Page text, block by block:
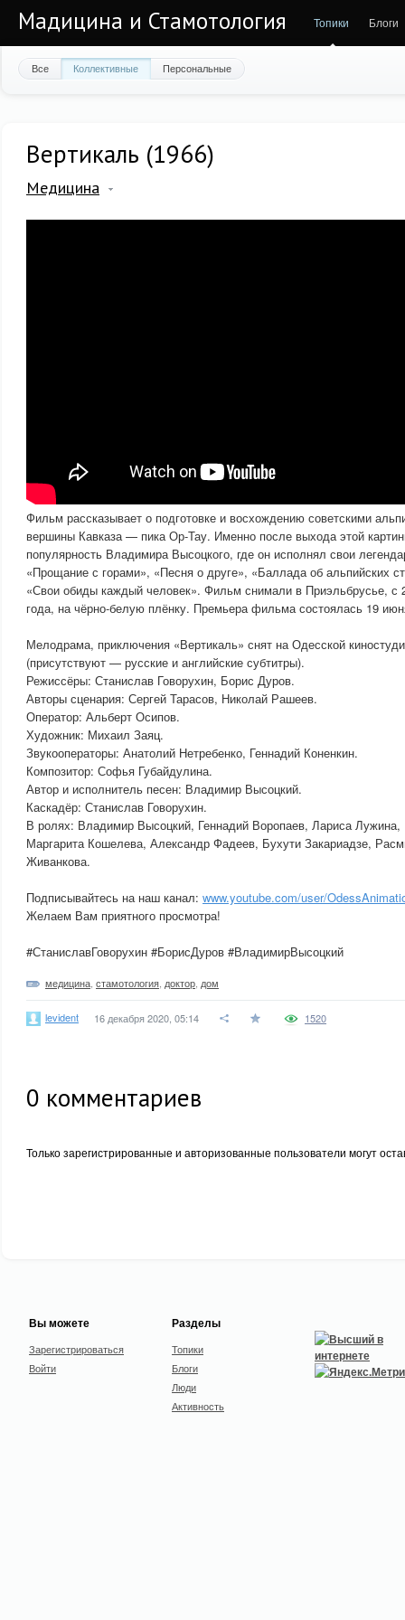
Мадицина и Стамотология Топики Блоги
Все Коллективные Персональные
Вертикаль (1966)
Медицина
Фильм рассказывает о подготовке и восхождению советскими
вершины Кавказа — пика Ор-Тау. Именно после выхода этой
популярность Владимира Высоцкого, где он исполнял свои
«Прощание с горами», «Песня о друге», «Баллада об альпийских
«Свои обиды каждый человек». Фильм снимали в Приэльбрусье, с
года, на чёрно-белую плёнку. Премьера фильма состоялась 19
Мелодрама, приключения «Вертикаль» снят на Одесской
(присутствуют — русские и английские субтитры).
Режиссёры: Станислав Говорухин, Борис Дуров.
Авторы сценария: Сергей Тарасов, Николай Рашеев.
Оператор: Альберт Осипов.
Художник: Михаил Заяц.
Звукооператоры: Анатолий Нетребенко, Геннадий Коненкин.
Композитор: Софья Губайдулина.
Автор и исполнитель песен: Владимир Высоцкий.
Каскадёр: Станислав Говорухин.
В ролях: Владимир Высоцкий, Геннадий Воропаев, Лариса Лужина,
Маргарита Кошелева, Александр Фадеев, Бухути Закариадзе,
Живанкова.
Подписывайтесь на наш канал: www.youtube.com/user/
Желаем Вам приятного просмотра!
#СтаниславГоворухин #БорисДуров #ВладимирВысоцкий
медицина стамотология доктор дом
levident 16 декабря 2020, 05:14 1520
0 комментариев
Только зарегистрированные и авторизованные пользователи могут
Вы можете
Зарегистрироваться
Войти
Разделы
Топики
Блоги
Люди
Активность